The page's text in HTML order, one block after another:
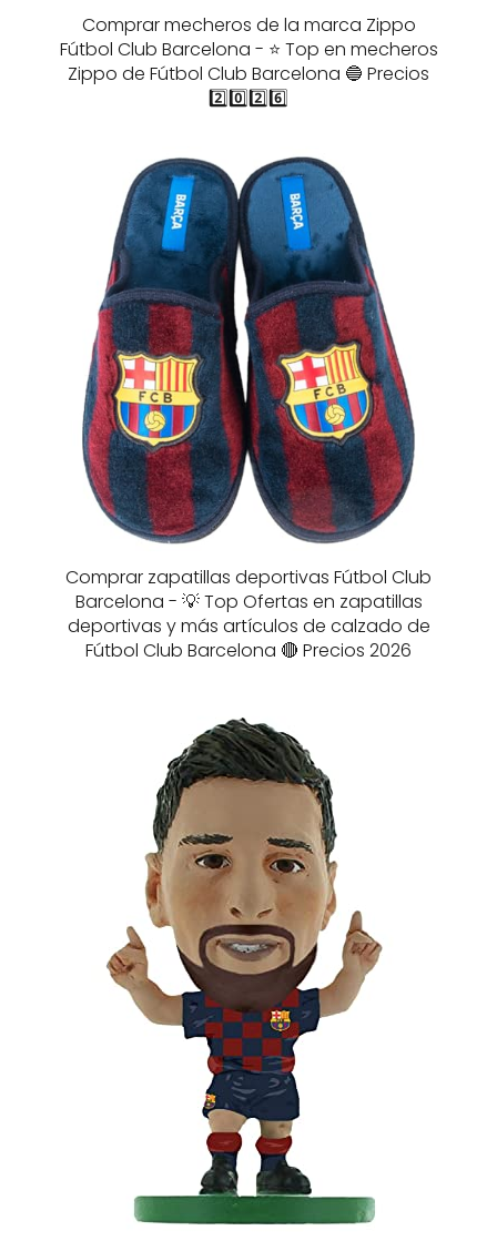
Comprar mecheros de la marca Zippo
Fútbol Club Barcelona - ⭐️ Top en mecheros
Zippo de Fútbol Club Barcelona 🔵 Precios
2️⃣0️⃣2️⃣6️⃣
Comprar zapatillas deportivas Fútbol Club
Barcelona - 💡 Top Ofertas en zapatillas
deportivas y más artículos de calzado de
Fútbol Club Barcelona 🔴 Precios 2026